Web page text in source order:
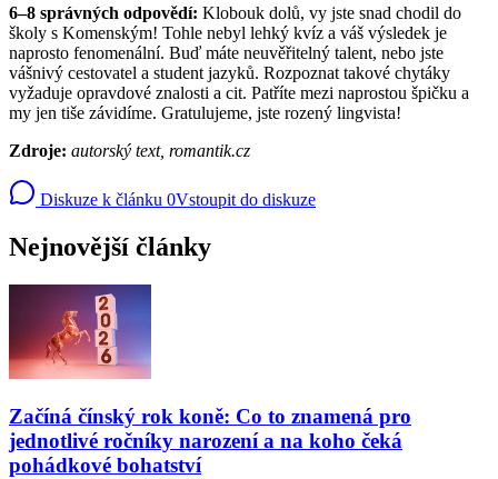
6–8 správných odpovědí: Klobouk dolů, vy jste snad chodil do
školy s Komenským! Tohle nebyl lehký kvíz a váš výsledek je
naprosto fenomenální. Buď máte neuvěřitelný talent, nebo jste
vášnivý cestovatel a student jazyků. Rozpoznat takové chytáky
vyžaduje opravdové znalosti a cit. Patříte mezi naprostou špičku a
my jen tiše závidíme. Gratulujeme, jste rozený lingvista!
Zdroje: autorský text, romantik.cz
Diskuze k článku 0Vstoupit do diskuze
Nejnovější články
Začíná čínský rok koně: Co to znamená pro
jednotlivé ročníky narození a na koho čeká
pohádkové bohatství